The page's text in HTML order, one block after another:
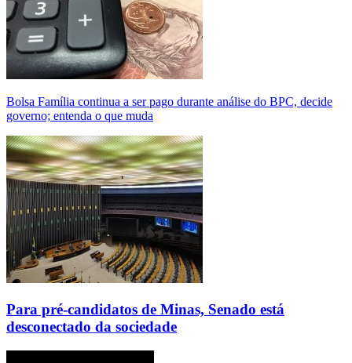
Bolsa Família continua a ser pago durante análise do BPC, decide
governo; entenda o que muda
Para pré-candidatos de Minas, Senado está
desconectado da sociedade